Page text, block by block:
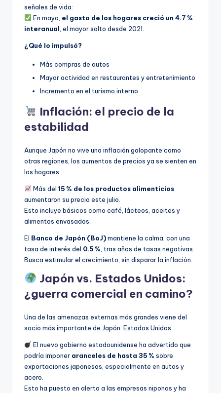
señales de vida:
En mayo, el gasto de los hogares creció un 4.7 %
interanual , el mayor salto desde 2021.
¿Qué lo impulsó?
Más compras de autos
Mayor actividad en restaurantes y entretenimiento
Incremento en el turismo interno
Inflación: el precio de la
estabilidad
Aunque Japón no vive una inflación galopante como
otras regiones, los aumentos de precios ya se sienten en
los hogares.
Más del 15 % de los productos alimenticios
aumentaron su precio este julio.
Esto incluye básicos como café, lácteos, aceites y
alimentos envasados.
El Banco de Japón (BoJ)mantiene la calma, con una
tasa de interés del 0.5 % , tras años de tasas negativas.
Busca estimular el crecimiento, sin disparar la inflación.
Japón vs. Estados Unidos:
¿guerra comercial en camino?
Una de las amenazas externas más grandes viene del
socio más importante de Japón: Estados Unidos.
El nuevo gobierno estadounidense ha advertido que
podría imponer aranceles de hasta 35 % sobre
exportaciones japonesas, especialmente en autos y
acero.
Esto ha puesto en alerta a las empresas niponas y ha